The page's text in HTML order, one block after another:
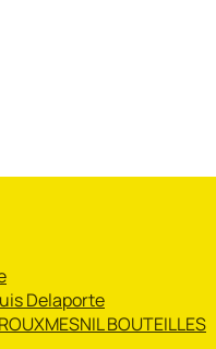
Delaporte
BOUTEILLES